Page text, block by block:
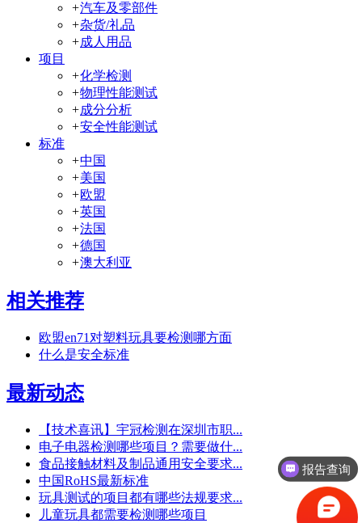
+汽车及零部件
+杂货/礼品
+成人用品
项目
+化学检测
+物理性能测试
+成分分析
+安全性能测试
标准
+中国
+美国
+欧盟
+英国
+法国
+德国
+澳大利亚
相关推荐
欧盟en71对塑料玩具要检测哪方面
什么是安全标准
最新动态
【技术喜讯】宇冠检测在深圳市职...
电子电器检测哪些项目？需要做什...
食品接触材料及制品通用安全要求...
中国RoHS最新标准
玩具测试的项目都有哪些法规要求...
儿童玩具都需要检测哪些项目
报告查询
授权资质